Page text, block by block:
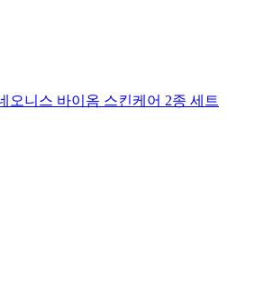
오니스 바이옴 스킨케어 2종 세트